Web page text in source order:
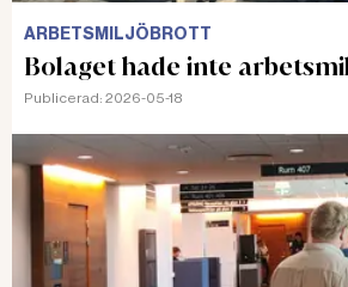
ARBETSMILJÖBROTT
Bolaget hade inte
Publicerad: 2026-05-18